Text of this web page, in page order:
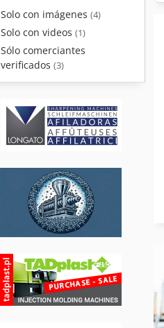
Solo con imágenes (4)
Solo con videos (1)
Sólo comerciantes
verificados (3)